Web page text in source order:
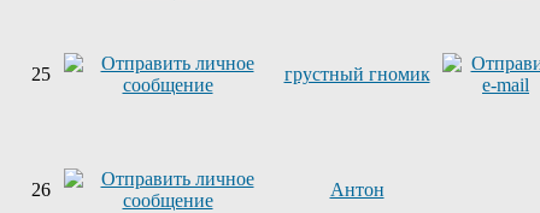
25 грустный гномик
26 Антон